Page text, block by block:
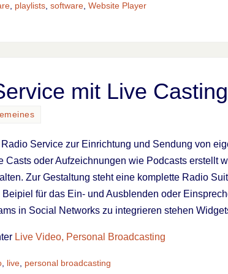
playlists software Website Player
mit Live Casting
Service zur Einrichtung und Sendung von
Casts oder Aufzeichnungen wie Podcasts erstellt
Zur Gestaltung steht eine komplette Radio
für das Ein- und Ausblenden oder
in Social Networks zu integrieren stehen
Live Video, Personal Broadcasting
live personal broadcasting